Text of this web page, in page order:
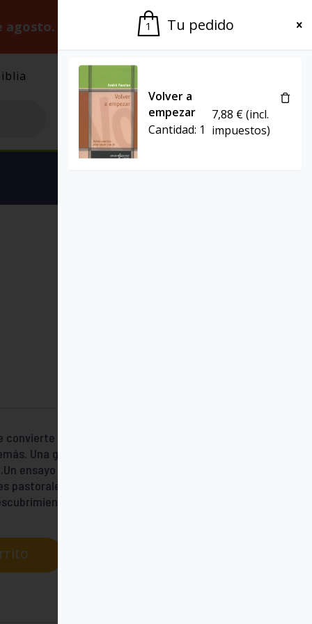
agosto. Gracias por la paciencia.
un don precioso y gratuito que
Una gracia que permite reconocer a
ensayo de teología pastoral se adentra
pastorales que pueden facilitar el
de la gracia de Dios.
1 Tu pedido
Volver a
empezar
Cantidad: 1
7,88 €(incl.
impuestos)